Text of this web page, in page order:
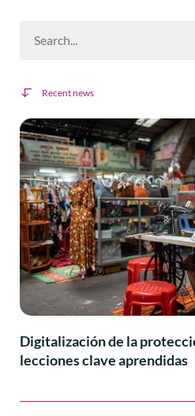
Recent news
Digitalización de la
lecciones clave aprendidas